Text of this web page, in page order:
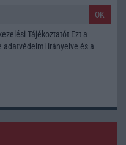
OK
Tájékoztatót Ezt a
adatvédelmi irányelve és a